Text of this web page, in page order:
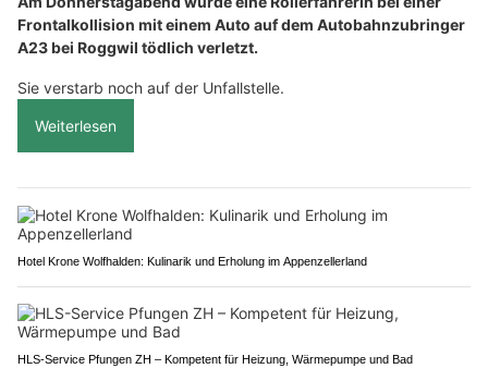
Frontalkollision mit einem Auto auf dem Autobahnzubringer
A23 bei Roggwil tödlich verletzt.
Sie verstarb noch auf der Unfallstelle.
Weiterlesen
Hotel Krone Wolfhalden: Kulinarik und Erholung im Appenzellerland
HLS-Service Pfungen ZH – Kompetent für Heizung, Wärmepumpe und Bad